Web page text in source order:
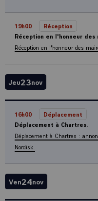
19h00
Réception
Réception en l'honneur des
Réception en l'honneur des
Jeu23nov
16h00
Déplacement
Déplacement à Chartres.
Déplacement à Chartres :
Nordisk.
Ven24nov